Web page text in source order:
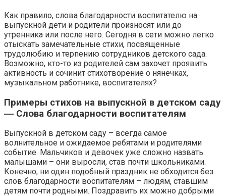
Как правило, слова благодарности воспитателю на
выпускной дети и родители произносят или до
утренника или после него. Сегодня в сети можно легко
отыскать замечательные стихи, посвященные
трудолюбию и терпению сотрудников детского сада.
Возможно, кто-то из родителей сам захочет проявить
активность и сочинит стихотворение о нянечках,
музыкальном работнике, воспитателях?
Примеры стихов на выпускной в детском саду
― Слова благодарности воспитателям
Выпускной в детском саду – всегда самое
волнительное и ожидаемое ребятами и родителями
событие. Мальчиков и девочек уже сложно назвать
малышами – они выросли, став почти школьниками.
Конечно, ни один подобный праздник не обходится без
слов благодарности воспитателям – людям, ставшим
детям почти родными. Поздравить их можно добрыми